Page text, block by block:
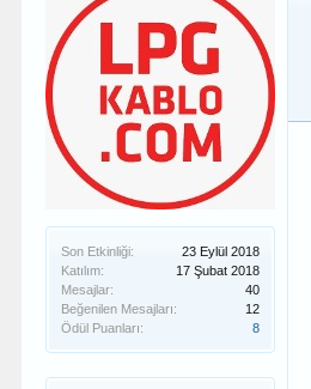
Son Etkinliği:
23 Eylül 2018
Katılım:
17 Şubat 2018
Mesajlar:
40
Beğenilen Mesajları:
12
Ödül Puanları:
8